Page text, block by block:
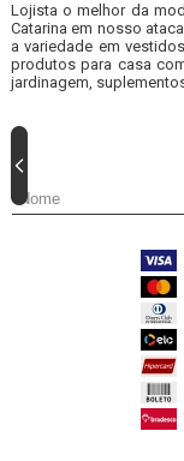
Lojista o melhor da
Catarina em nosso
a variedade em
produtos para casa
jardinagem,